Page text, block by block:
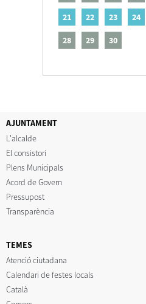
21 22 23 24
28 29 30
AJUNTAMENT
L'alcalde
El consistori
Plens Municipals
Acord de Govern
Pressupost
Transparència
TEMES
Atenció ciutadana
Calendari de festes locals
Català